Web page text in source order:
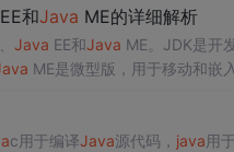
EE和Java ME的详细解析
Java EE和Java ME。JDK是开
ME是微型版，用于移动和嵌
c用于编译Java源代码， java用